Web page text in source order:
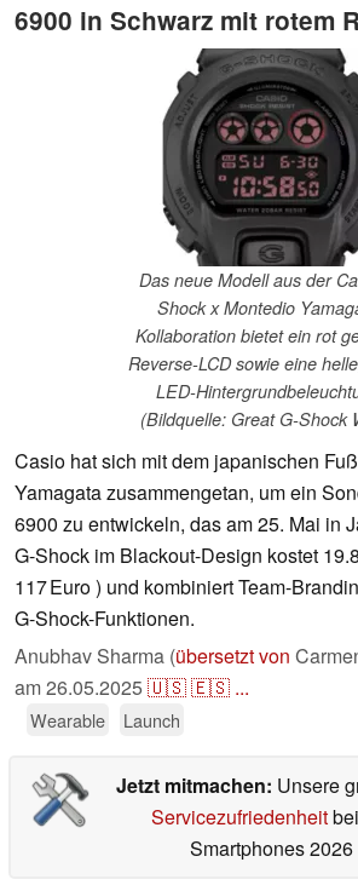
6900 in Schwarz mit rotem
Das neue Modell aus der
Shock x Montedio
Kollaboration bietet ein rot
Reverse-LCD sowie eine
LED-
(Bildquelle: Great G-Shock
Casio hat sich mit dem japanischen
Yamagata zusammengetan, um ein
6900 zu entwickeln, das am 25. Mai in
G-Shock im Blackout-Design kostet
117 Euro ) und kombiniert Team-
G-Shock-Funktionen.
Anubhav Sharma (übersetzt von
am26.05.2025🇺🇸🇪🇸 ...
Wearable Launch
Jetzt mitmachen: Unsere
Servicezufriedenheit
Smartphones 2026